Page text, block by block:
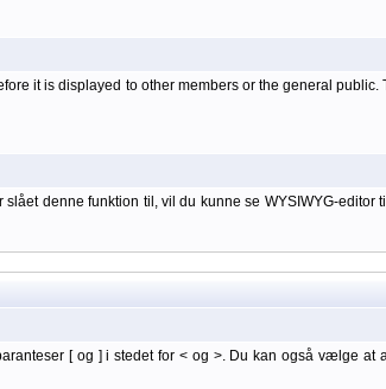
it is displayed to other members or the general
denne funktion til, vil du kunne se WYSIWYG-editor
[ og ] i stedet for < og >. Du kan også vælge at